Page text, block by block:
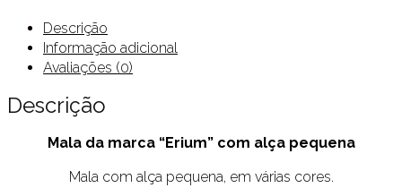
Descrição
Informação adicional
Avaliações (0)
Descrição
Mala da marca “Erium” com alça pequena
Mala com alça pequena, em várias cores.